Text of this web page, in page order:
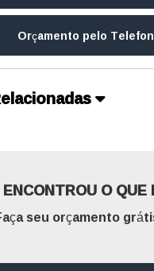
Orçamento pelo
ENCONTROU O
seu orçamento